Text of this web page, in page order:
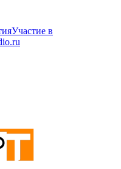
Участие в